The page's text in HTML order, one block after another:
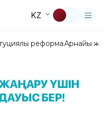
KZ
реформаАрнайы